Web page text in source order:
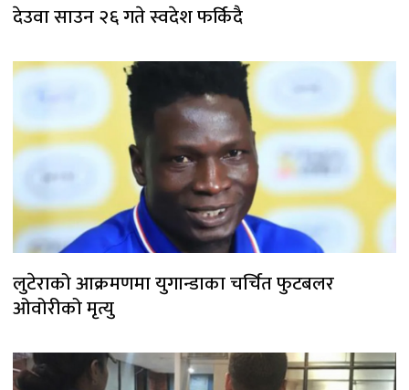
देउवा साउन २६ गते स्वदेश फर्किदै
लुटेराको आक्रमणमा युगान्डाका चर्चित फुटबलर
ओवोरीको मृत्यु